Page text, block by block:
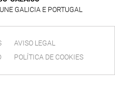
GALICIA E PORTUGAL
AVISO LEGAL
POLÍTICA DE COOKIES